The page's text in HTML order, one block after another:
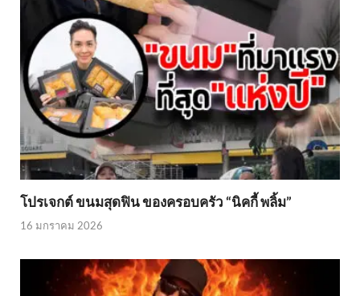
โปรเจกต์ ขนมสุดฟิน ของครอบครัว “นิคกี้ พลิ้ม”
16 มกราคม 2026